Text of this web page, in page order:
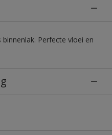
Perfecte vloei en